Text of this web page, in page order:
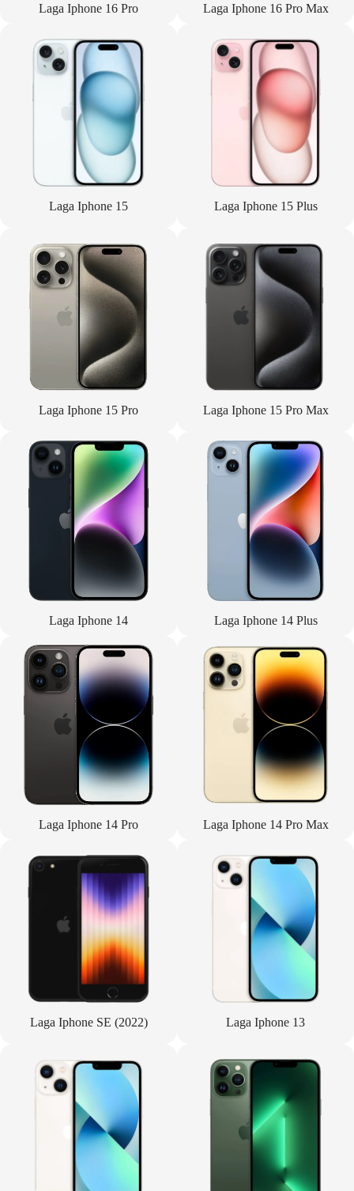
Laga Iphone 16 Pro Laga Iphone 16 Pro Max
Laga Iphone 15 Laga Iphone 15 Plus
Laga Iphone 15 Pro Laga Iphone 15 Pro Max
Laga Iphone 14 Laga Iphone 14 Plus
Laga Iphone 14 Pro Laga Iphone 14 Pro Max
Laga Iphone SE (2022) Laga Iphone 13